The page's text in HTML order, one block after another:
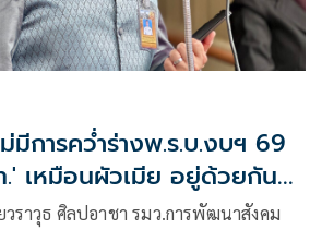
มีการคว่ำร่างพ.ร.บ.งบฯ 69
เหมือนผัวเมีย อยู่ด้วยกัน
บ้าง
ราวุธ ศิลปอาชา รมว.การพัฒนาสังคม